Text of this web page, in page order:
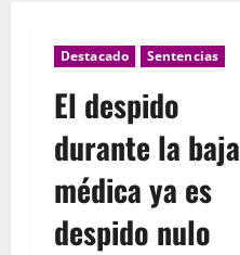
Destacado Sentencias
El despido
durante la baja
médica ya es
despido nulo